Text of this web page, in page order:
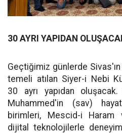
30 AYRI YAPIDAN
Geçtiğimiz günlerde
temeli atılan Siyer-i Nebi
30 ayrı yapıdan
Muhammed'in (sav)
birimleri, Mescid-i Haram
dijital teknolojilerle